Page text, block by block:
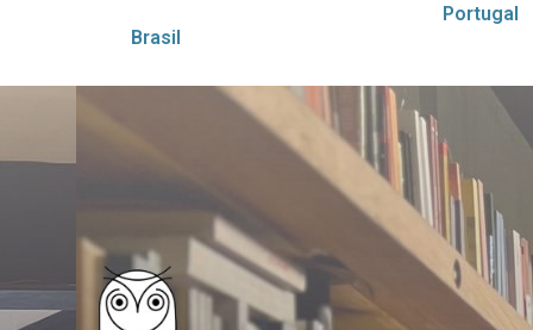
Brasil
Portugal